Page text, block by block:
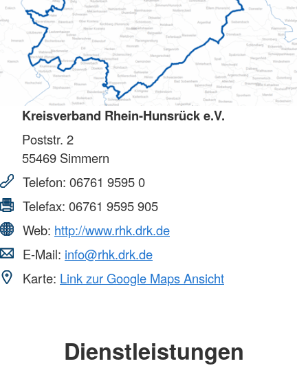
Kreisverband Rhein-Hunsrück e.V.
Poststr. 2
55469 Simmern
Telefon: 06761 9595 0
Telefax: 06761 9595 905
Web: http://www.rhk.drk.de
E-Mail: info@rhk.drk.de
Karte: Link zur Google Maps Ansicht
Dienstleistungen